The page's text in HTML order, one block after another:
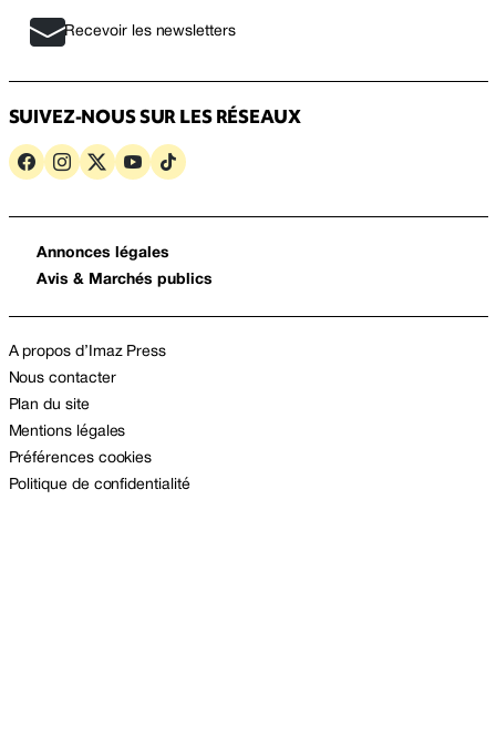
Recevoir les newsletters
SUIVEZ-NOUS SUR LES RÉSEAUX
Annonces légales
Avis & Marchés publics
A propos d’Imaz Press
Nous contacter
Plan du site
Mentions légales
Préférences cookies
Politique de confidentialité